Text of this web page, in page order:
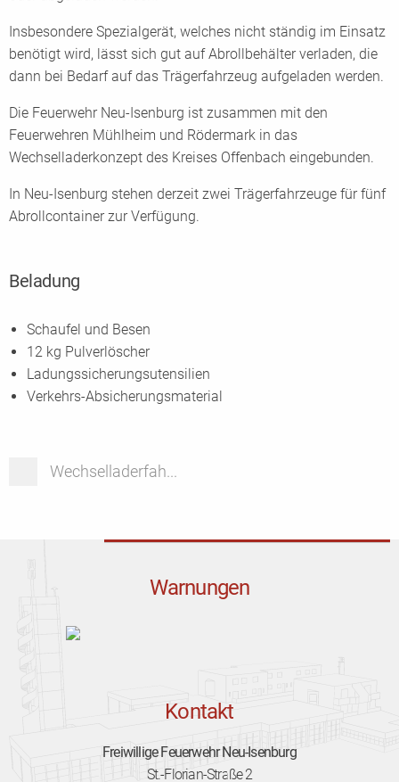
Insbesondere Spezialgerät, welches nicht ständig im Einsatz
benötigt wird, lässt sich gut auf Abrollbehälter verladen, die
dann bei Bedarf auf das Trägerfahrzeug aufgeladen werden.
Die Feuerwehr Neu-Isenburg ist zusammen mit den
Feuerwehren Mühlheim und Rödermark in das
Wechselladerkonzept des Kreises Offenbach eingebunden.
In Neu-Isenburg stehen derzeit zwei Trägerfahrzeuge für fünf
Abrollcontainer zur Verfügung.
Beladung
Schaufel und Besen
12 kg Pulverlöscher
Ladungssicherungsutensilien
Verkehrs-Absicherungsmaterial
Wechselladerfah...
Warnungen
Kontakt
Freiwillige Feuerwehr Neu-Isenburg
St.-Florian-Straße 2